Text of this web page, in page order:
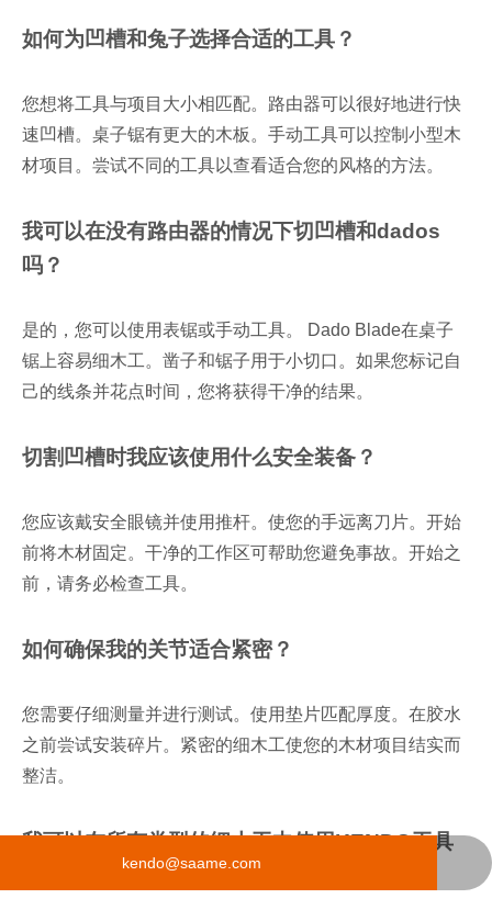
如何为凹槽和兔子选择合适的工具？
您想将工具与项目大小相匹配。路由器可以很好地进行快
速凹槽。桌子锯有更大的木板。手动工具可以控制小型木
材项目。尝试不同的工具以查看适合您的风格的方法。
我可以在没有路由器的情况下切凹槽和dados
吗？
是的，您可以使用表锯或手动工具。 Dado Blade在桌子
锯上容易细木工。凿子和锯子用于小切口。如果您标记自
己的线条并花点时间，您将获得干净的结果。
切割凹槽时我应该使用什么安全装备？
您应该戴安全眼镜并使用推杆。使您的手远离刀片。开始
前将木材固定。干净的工作区可帮助您避免事故。开始之
前，请务必检查工具。
如何确保我的关节适合紧密？
您需要仔细测量并进行测试。使用垫片匹配厚度。在胶水
之前尝试安装碎片。紧密的细木工使您的木材项目结实而
整洁。
我可以在所有类型的细木工中使用KENDO工具
021 68139666-1210
kendo@saame.com